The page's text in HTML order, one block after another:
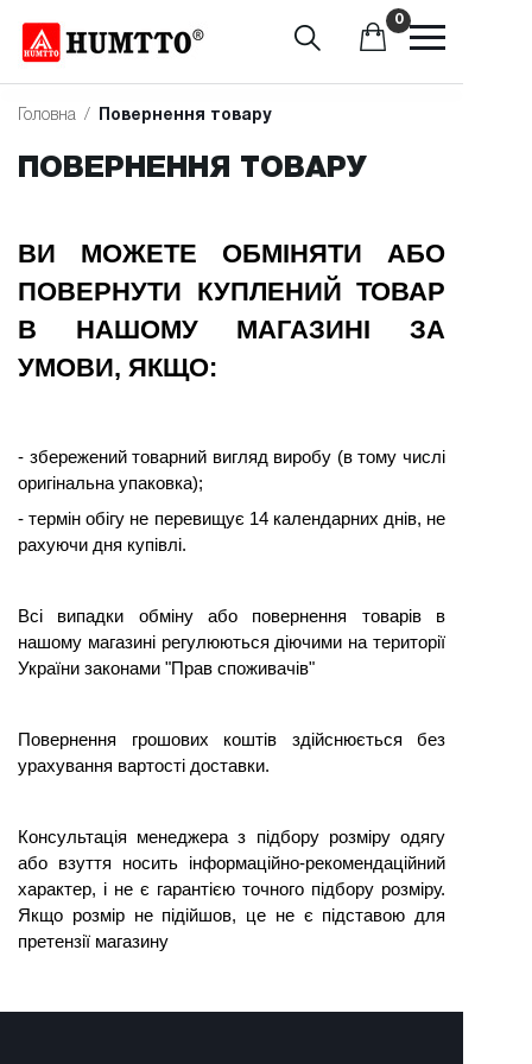
0
Головна / Повернення товару
ПОВЕРНЕННЯ ТОВАРУ
ВИ МОЖЕТЕ ОБМІНЯТИ АБО
ПОВЕРНУТИ КУПЛЕНИЙ ТОВАР
В НАШОМУ МАГАЗИНІ ЗА
УМОВИ, ЯКЩО:
- збережений товарний вигляд виробу (в тому числі
оригінальна упаковка);
- термін обігу не перевищує 14 календарних днів, не
рахуючи дня купівлі.
Всі випадки обміну або повернення товарів в
нашому магазині регулюються діючими на території
України законами "Прав споживачів"
Повернення грошових коштів здійснюється без
урахування вартості доставки.
Консультація менеджера з підбору розміру одягу
або взуття носить інформаційно-рекомендаційний
характер, і не є гарантією точного підбору розміру.
Якщо розмірне підійшов, це не є підставою для
претензії магазину